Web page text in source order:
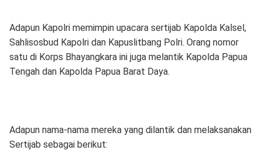
Adapun Kapolri memimpin upacara sertijab Kapolda Kalsel,
Sahlisosbud Kapolri dan Kapuslitbang Polri. Orang nomor
satu di Korps Bhayangkara ini juga melantik Kapolda Papua
Tengah dan Kapolda Papua Barat Daya.
Adapun nama-nama mereka yang dilantik dan melaksanakan
Sertijab sebagai berikut: